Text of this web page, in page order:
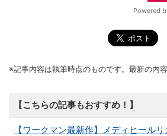
※記事内容は執筆時点のものです。最新の内
【こちらの記事もおすすめ！】
【ワークマン最新作】メディヒール